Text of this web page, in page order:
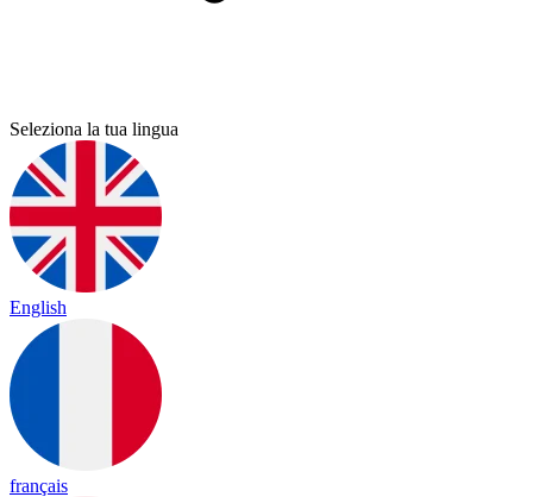
Seleziona la tua lingua
English
français